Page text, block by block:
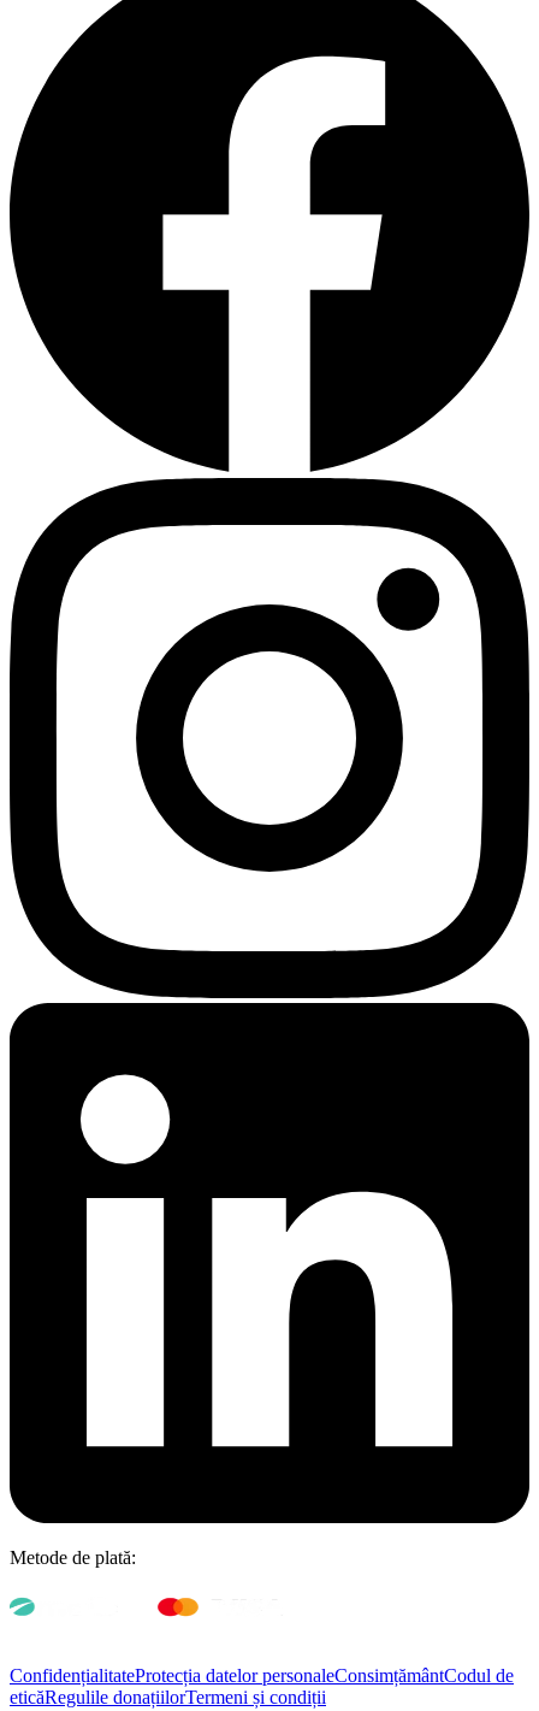
Metode de plată:
ConfidențialitateProtecția datelor personaleConsimțământCodul de
eticăRegulile donațiilorTermeni și condiții